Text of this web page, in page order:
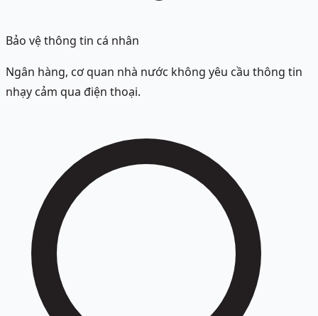
Bảo vệ thông tin cá nhân
Ngân hàng, cơ quan nhà nước không yêu cầu thông tin
nhạy cảm qua điện thoại.